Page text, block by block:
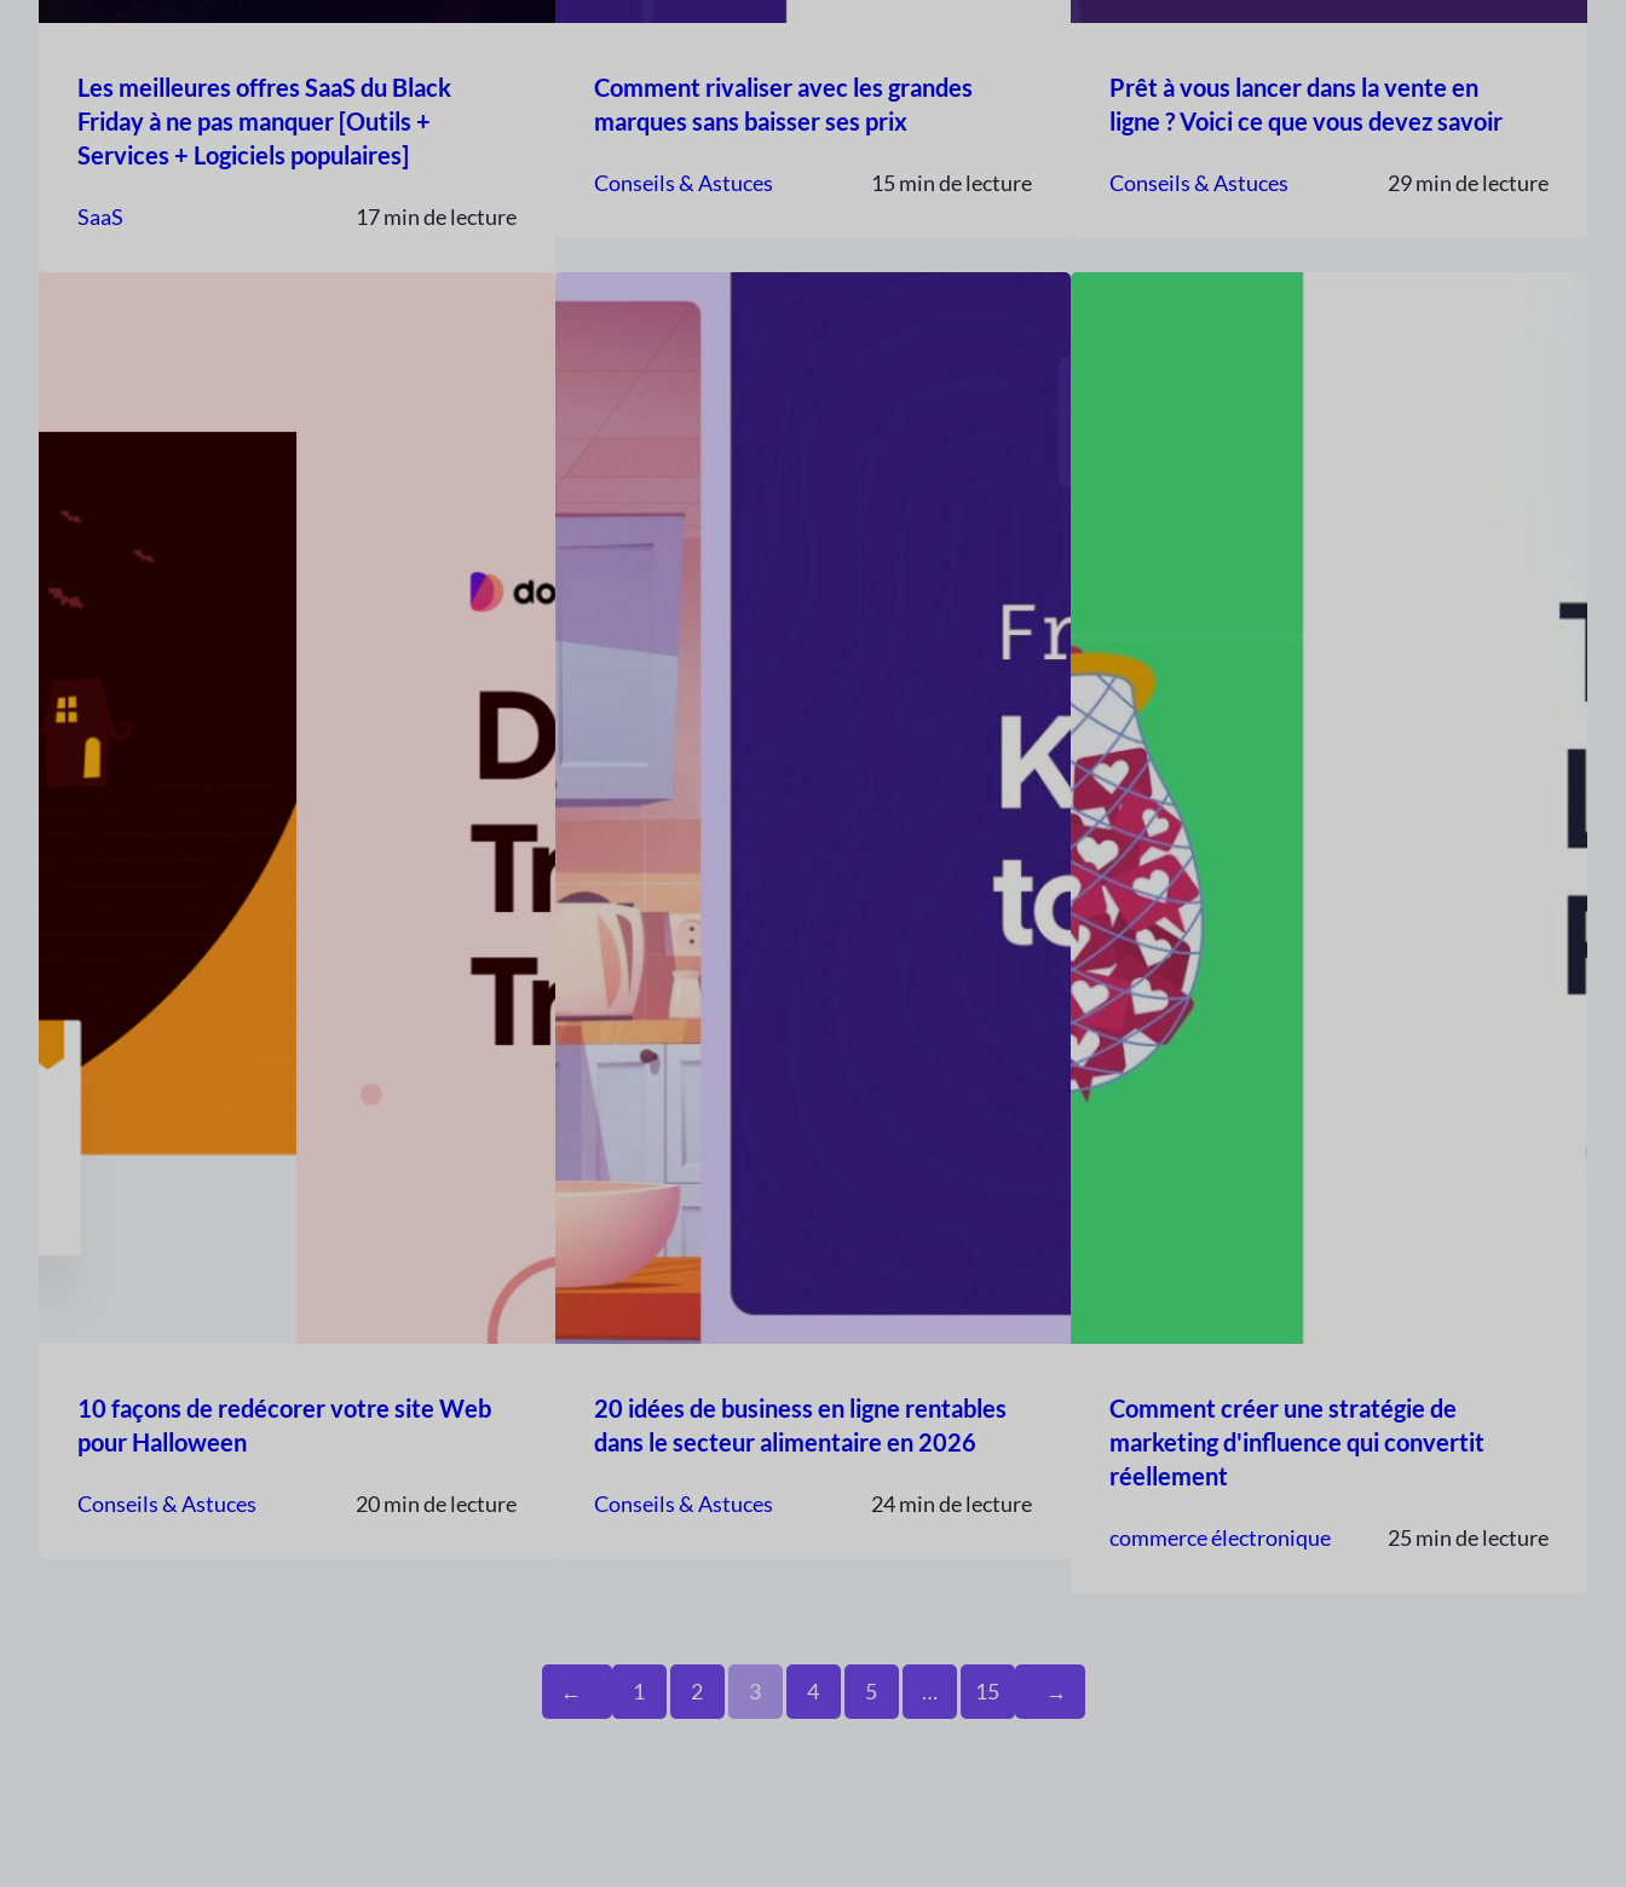
Les meilleures offres SaaS du Black
Friday à ne pas manquer [Outils +
Services + Logiciels populaires]
SaaS 17 min de lecture
Comment rivaliser avec les grandes
marques sans baisser ses prix
Conseils & Astuces 15 min de lecture
Prêt à vous lancer dans la vente en
ligne ? Voici ce que vous devez savoir
Conseils & Astuces 29 min de lecture
10 façons de redécorer votre site Web
pour Halloween
Conseils & Astuces 20 min de lecture
20 idées de business en ligne rentables
dans le secteur alimentaire en 2026
Conseils & Astuces 24 min de lecture
Comment créer une stratégie de
marketing d'influence qui convertit
réellement
commerce électronique 25 min de lecture
← 1 2 3 4 5 … 15 →